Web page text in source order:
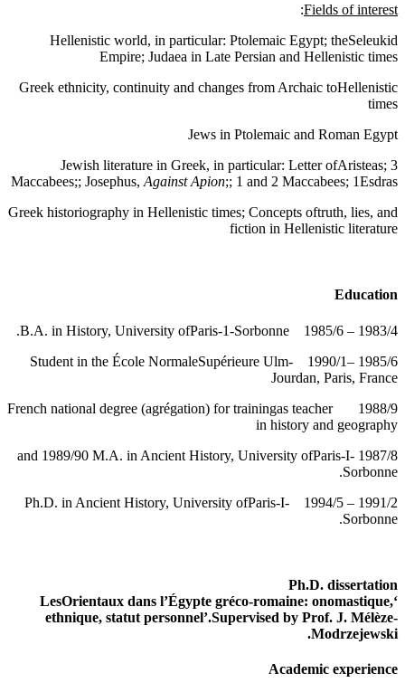
Fields of interest
:
Hellenistic world, in particular: Ptolemaic Egypt; theSeleukid
Empire; Judaea in Late Persian and Hellenistic times
Greek ethnicity, continuity and changes from Archaic toHellenistic
times
Jews in Ptolemaic and Roman Egypt
Jewish literature in Greek, in particular: Letter ofAristeas; 3
Maccabees;; Josephus, Against Apion;; 1 and 2 Maccabees; 1Esdras
Greek historiography in Hellenistic times; Concepts oftruth, lies, and
fiction in Hellenistic literature
Education
1983/4 – 1985/6 B.A. in History, University ofParis-1-Sorbonne.
1985/6 –1990/1 Student in the École NormaleSupérieure Ulm-
Jourdan, Paris, France
1988/9 French national degree (agrégation) for trainingas teacher
in history and geography
1987/8 and 1989/90 M.A. in Ancient History, University ofParis-I-
Sorbonne.
1991/2 – 1994/5 Ph.D. in Ancient History, University ofParis-I-
Sorbonne.
Ph.D. dissertation
‘LesOrientaux dans l’Égypte gréco-romaine: onomastique,
ethnique, statut personnel’.Supervised by Prof. J. Mélèze-
Modrzejewski.
Academic experience